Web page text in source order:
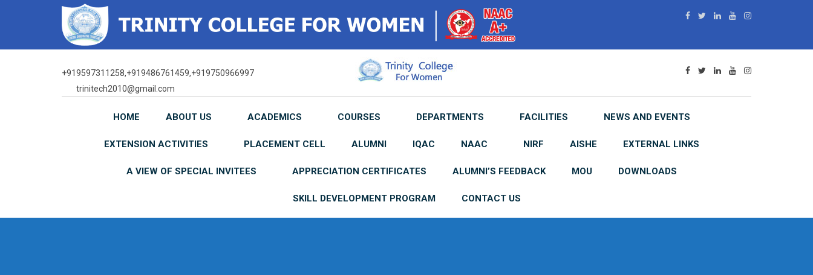
+919597311258,+919486761459,+919750966997
trinitech2010@gmail.com
HOME ABOUT US ACADEMICS COURSES DEPARTMENTS FACILITIES NEWS AND EVENTS
EXTENSION ACTIVITIES PLACEMENT CELL ALUMNI IQAC NAAC NIRF AISHE EXTERNAL LINKS
A VIEW OF SPECIAL INVITEES APPRECIATION CERTIFICATES ALUMNI’S FEEDBACK MOU DOWNLOADS
SKILL DEVELOPMENT PROGRAM CONTACT US